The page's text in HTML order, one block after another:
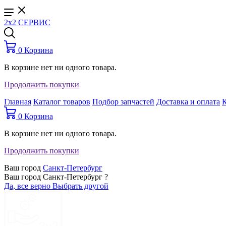
2x2 СЕРВИС
0 Корзина
В корзине нет ни одного товара.
Продолжить покупки
Главная Каталог товаров Подбор запчастей Доставка и оплата
0 Корзина
В корзине нет ни одного товара.
Продолжить покупки
Ваш город Санкт-Петербург
Ваш город Санкт-Петербург ?
Да, все верно Выбрать другой